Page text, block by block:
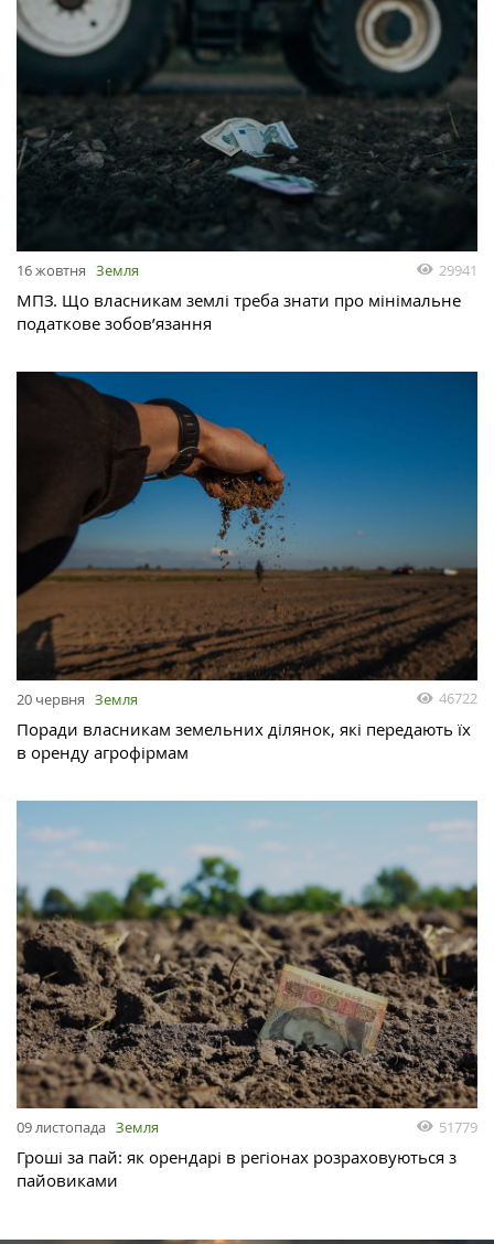
16 жовтня Земля 29941
МПЗ. Що власникам землі треба знати про мінімальне
податкове зобов’язання
20 червня Земля 46722
Поради власникам земельних ділянок, які передають їх
в оренду агрофірмам
09 листопада Земля 51779
Гроші за пай: як орендарі в регіонах розраховуються з
пайовиками